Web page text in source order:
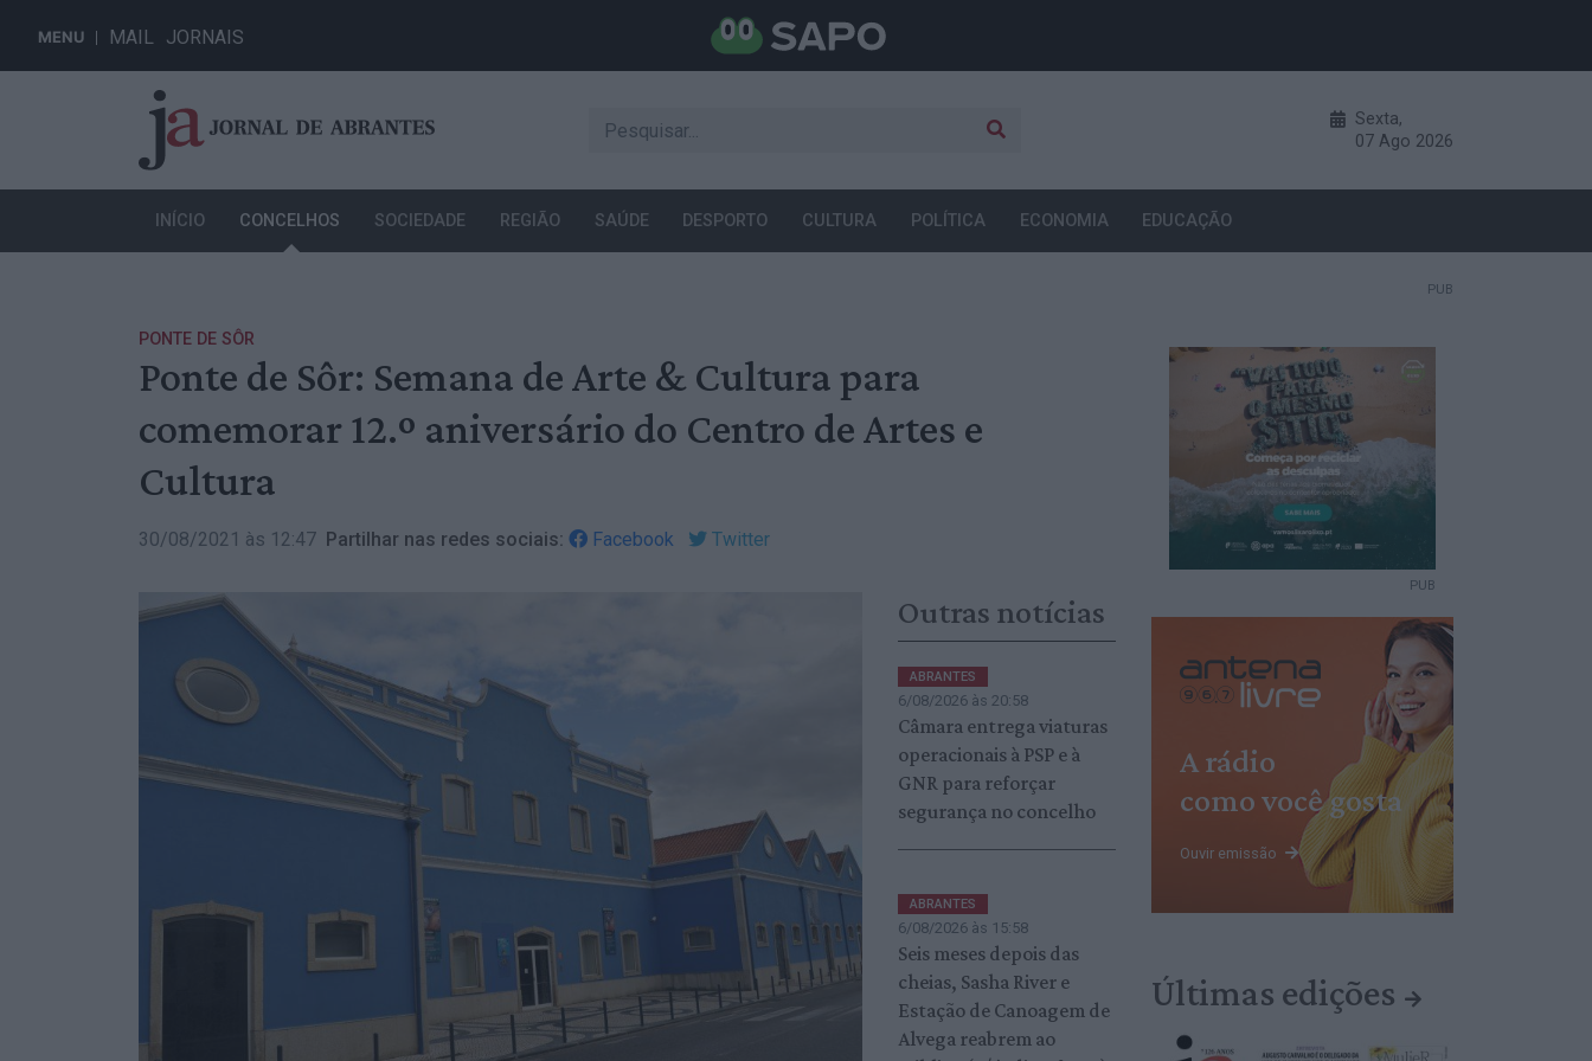
MENU MAIL JORNAIS
Sexta,
07 Ago 2026
INÍCIO CONCELHOS SOCIEDADE REGIÃO SAÚDE DESPORTO CULTURA POLÍTICA ECONOMIA EDUCAÇÃO
PUB
PONTE DE SÔR
Ponte de Sôr: Semana de Arte & Cultura para
comemorar 12.º aniversário do Centro de Artes e
Cultura
30/08/2021 às 12:47 Partilhar nas redes sociais: Facebook Twitter
Outras notícias
ABRANTES
6/08/2026 às 20:58
Câmara entrega viaturas
operacionais à PSP e à
GNR para reforçar
segurança no concelho
ABRANTES
6/08/2026 às 15:58
Seis meses depois das
cheias, Sasha River e
Estação de Canoagem de
Alvega reabrem ao
PUB
A rádio
como você gosta
Ouvir emissão
Últimas edições